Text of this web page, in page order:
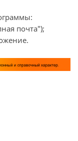
почта");